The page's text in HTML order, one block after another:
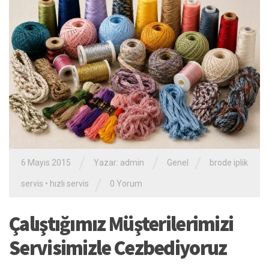
6 Mayıs 2015 Yazar: admin Genel brode iplik
servis • hızlı servis 0 Yorum
Çalıştığımız Müşterilerimizi
Servisimizle Cezbediyoruz